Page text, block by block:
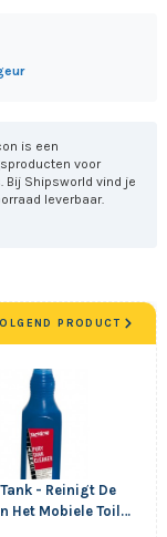
is een
voor
Shipsworld vind je
leverbaar.
- Reinigt De
Het Mobiele Toilet
PRODUCT